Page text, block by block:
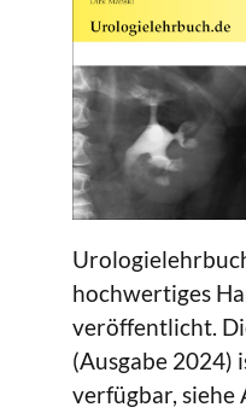
hochwertiges
veröffentlicht.
(Ausgabe 2024)
verfügbar, siehe